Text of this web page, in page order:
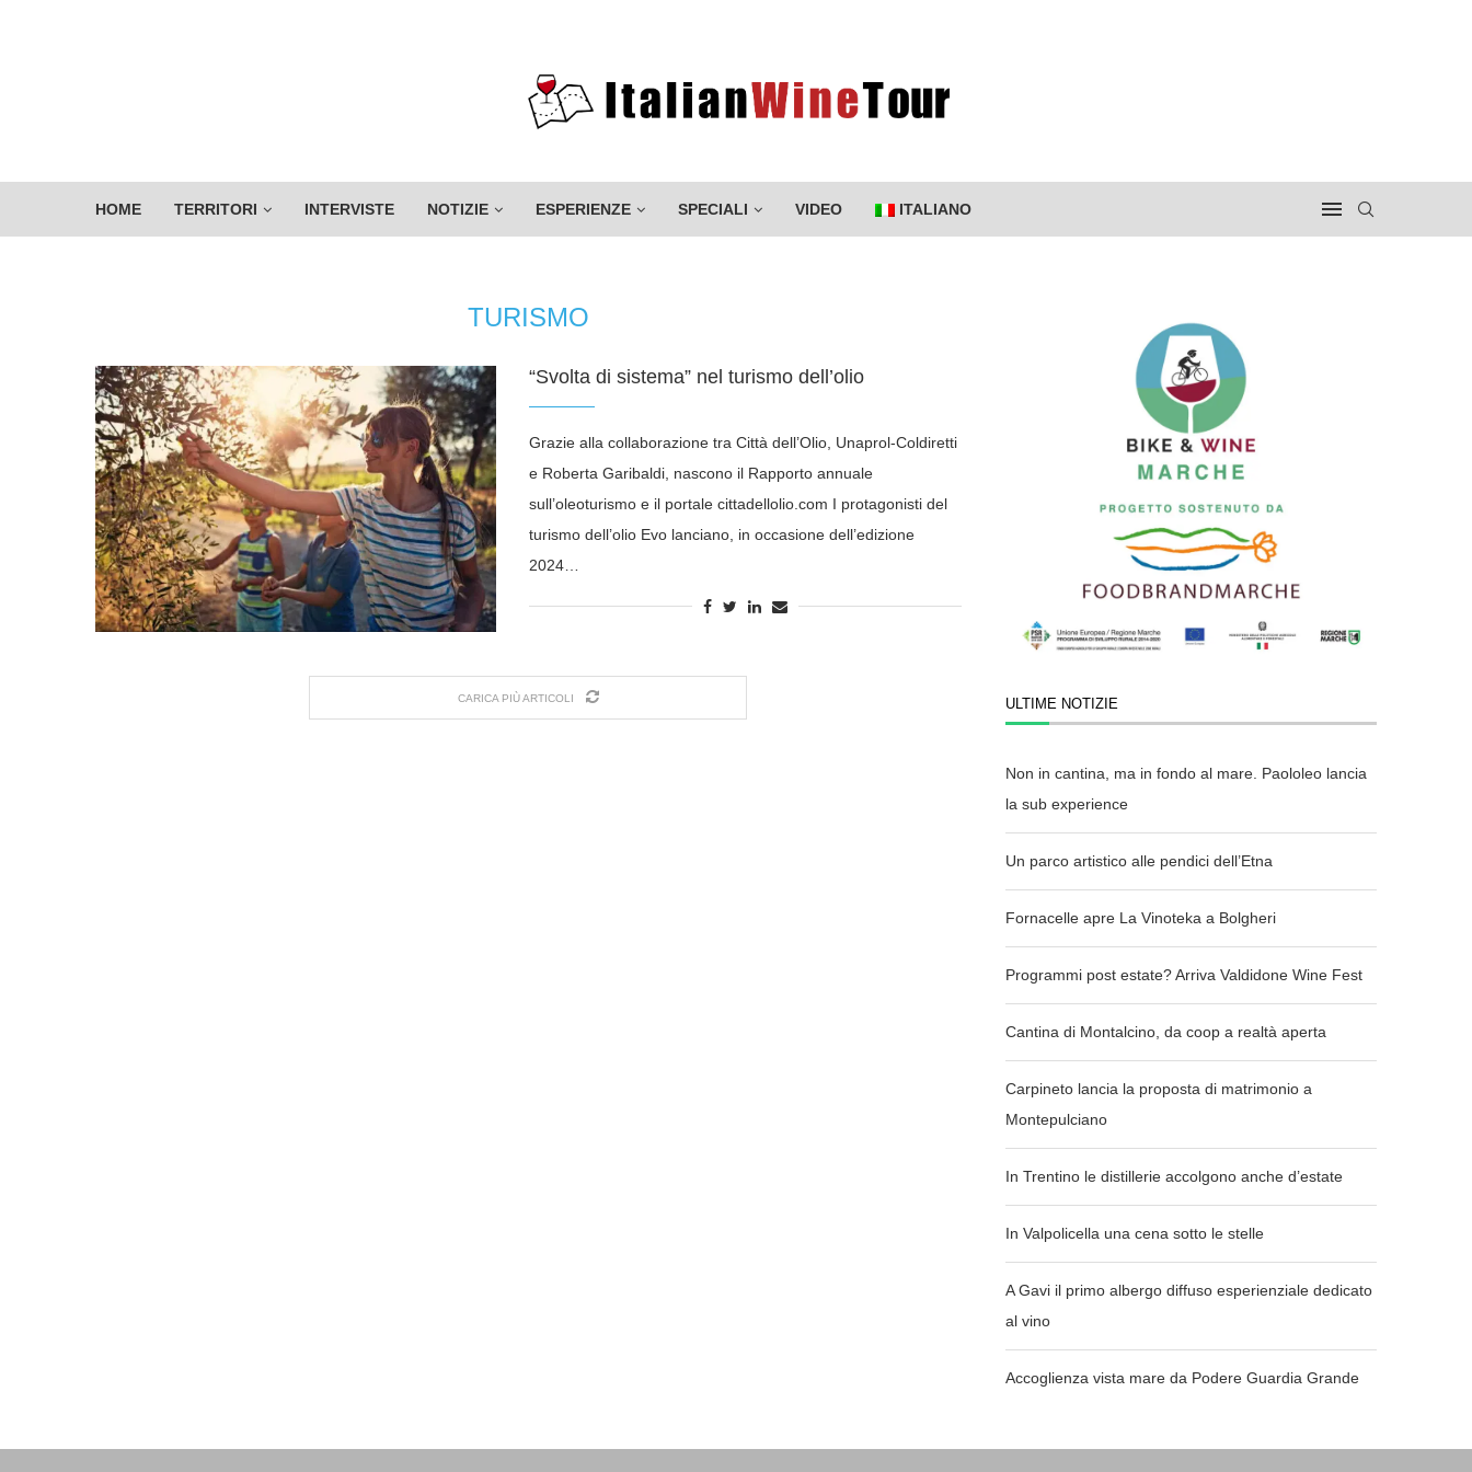
HOME TERRITORI INTERVISTE NOTIZIE ESPERIENZE SPECIALI VIDEO ITALIANO
TURISMO
“Svolta di sistema” nel turismo dell’olio
Grazie alla collaborazione tra Città dell’Olio, Unaprol-Coldiretti
e Roberta Garibaldi, nascono il Rapporto annuale
sull’oleoturismo e il portale cittadellolio.com I protagonisti del
turismo dell’olio Evo lanciano, in occasione dell’edizione
2024…
CARICA PIÙ ARTICOLI ULTIME NOTIZIE
Non in cantina, ma in fondo al mare. Paololeo lancia
la sub experience
Un parco artistico alle pendici dell’Etna
Fornacelle apre La Vinoteka a Bolgheri
Programmi post estate? Arriva Valdidone Wine Fest
Cantina di Montalcino, da coop a realtà aperta
Carpineto lancia la proposta di matrimonio a
Montepulciano
In Trentino le distillerie accolgono anche d’estate
In Valpolicella una cena sotto le stelle
A Gavi il primo albergo diffuso esperienziale dedicato
al vino
Accoglienza vista mare da Podere Guardia Grande